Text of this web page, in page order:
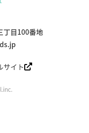
丁目100番地
サイト